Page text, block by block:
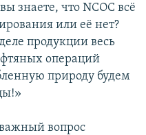
знаете, что NCOC всё
или её нет?
продукции весь
операций
природу будем
вопрос